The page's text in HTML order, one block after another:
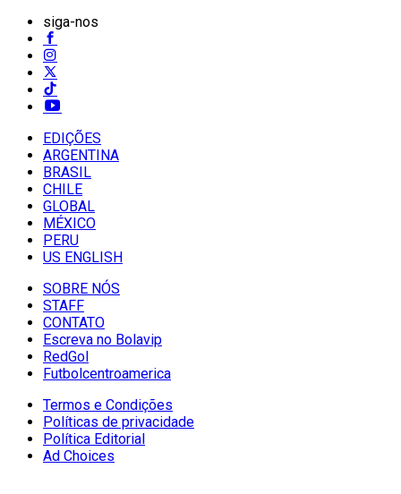
siga-nos
EDIÇÕES
ARGENTINA
BRASIL
CHILE
GLOBAL
MÉXICO
PERU
US ENGLISH
SOBRE NÓS
STAFF
CONTATO
Escreva no Bolavip
RedGol
Futbolcentroamerica
Termos e Condições
Políticas de privacidade
Política Editorial
Ad Choices